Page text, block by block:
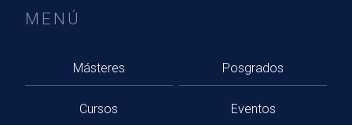
MENÚ
Másteres Posgrados
Cursos Eventos